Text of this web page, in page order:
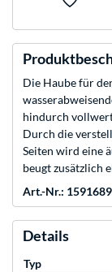
Die Haube für
hindurch
Durch die
Seiten wird eine
beugt zusätzlich
Art.-Nr.: 1591689
Details
Typ